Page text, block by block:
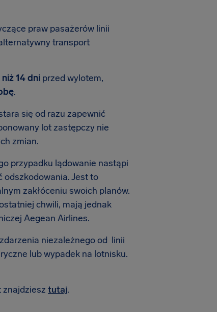
praw pasażerów linii
transport
14 dni przed wylotem,
.
się od razu zapewnić
lot zastępczy nie
zmian.
przypadku lądowanie nastąpi
odszkodowania. Jest to
zakłóceniu swoich planów.
chwili, mają jednak
Aegean Airlines.
niezależnego od linii
lub wypadek na lotnisku.
znajdziesz tutaj.